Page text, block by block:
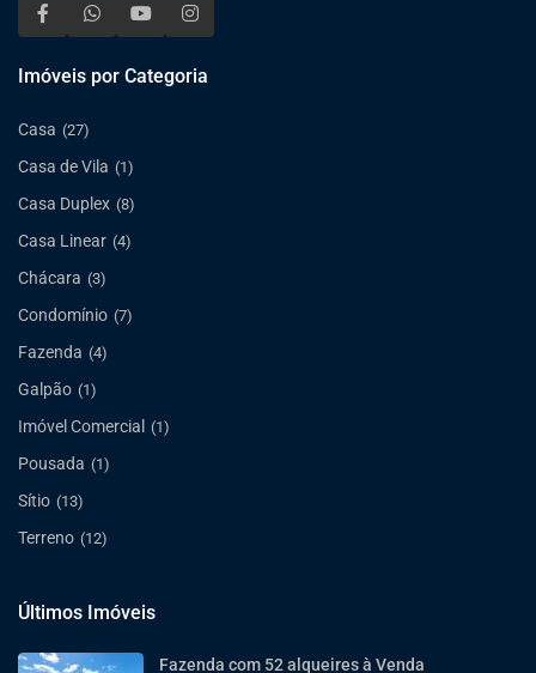
Imóveis por Categoria
Casa (27)
Casa de Vila (1)
Casa Duplex (8)
Casa Linear (4)
Chácara (3)
Condomínio (7)
Fazenda (4)
Galpão (1)
Imóvel Comercial (1)
Pousada (1)
Sítio (13)
Terreno (12)
Últimos Imóveis
Fazenda com 52 alqueires à Venda